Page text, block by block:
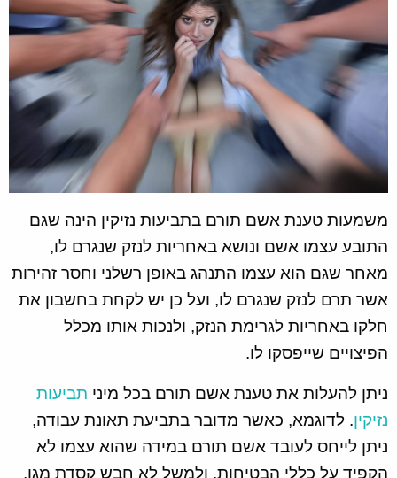
משמעות טענת אשם תורם בתביעות נזיקין הינה שגם
התובע עצמו אשם ונושא באחריות לנזק שנגרם לו,
מאחר שגם הוא עצמו התנהג באופן רשלני וחסר זהירות
אשר תרם לנזק שנגרם לו, ועל כן יש לקחת בחשבון את
חלקו באחריות לגרימת הנזק, ולנכות אותו מכלל
הפיצויים שייפסקו לו.
ניתן להעלות את טענת אשם תורם בכל מיני תביעות
נזיקין. לדוגמא, כאשר מדובר בתביעת תאונת עבודה,
ניתן לייחס לעובד אשם תורם במידה שהוא עצמו לא
הקפיד על כללי הבטיחות, ולמשל לא חבש קסדת מגן,